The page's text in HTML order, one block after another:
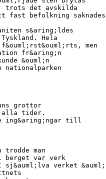
trots det avskilda
fast befolkning
s&aring;ldes
Hela
f&ouml;rst&ouml;rts, men
fr&aring;n
&ouml;n
nationalparken
grottor
alla tider.
ing&aring;ngar till
man
var verk
verket